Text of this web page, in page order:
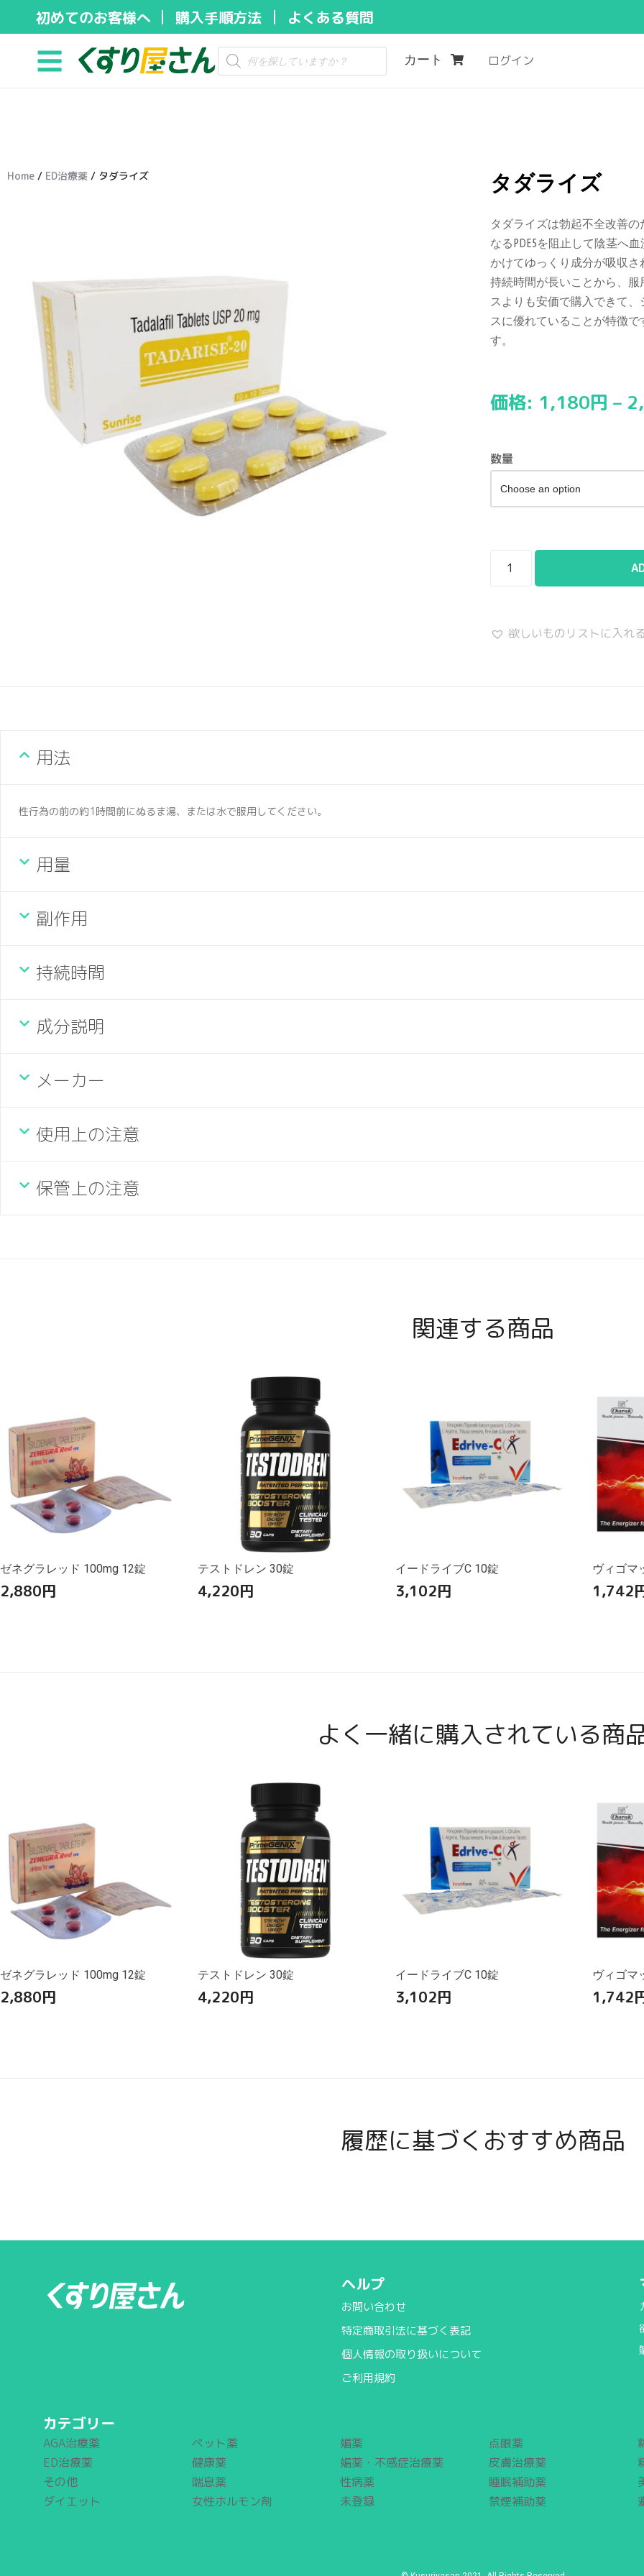
キ
初めてのお客様へ 購入手順方法 よくある質問
カート ログイン
Home / ED治療薬 / タダライズ タダライズ
タダライズは勃起不全改善
なるPDE5を阻止して陰茎へ
かけてゆっくり成分が吸収
持続時間が長いことから、
スよりも安価で購入できて
スに優れていることが特徴
す。
価格: 1,180円 –
数量
欲しいものリストに入れ
用法
性行為の前の約1時間前にぬるま湯、または水で服用してください。
用量
副作用
持続時間
成分説明
メーカー
使用上の注意
保管上の注意
関連する商品
ゼネグラレッド 100mg 12錠
2,880円
テストドレン 30錠
4,220円
イードライブC 10錠
3,102円
ヴィゴマ
1,742
よく一緒に購入されている商
ゼネグラレッド 100mg 12錠
2,880円
テストドレン 30錠
4,220円
イードライブC 10錠
3,102円
ヴィゴマ
1,742
履歴に基づくおすすめ商品
ヘルプ
お問い合わせ
特定商取引法に基づく表記
個人情報の取り扱いについて
ご利用規約
カテゴリー
AGA治療薬
ED治療薬
その他
ダイエット
ペット薬
健康薬
喘息薬
女性ホルモン剤
媚薬
媚薬・不感症治療薬
性病薬
未登録
点眼薬
皮膚治療薬
睡眠補助薬
禁煙補助薬